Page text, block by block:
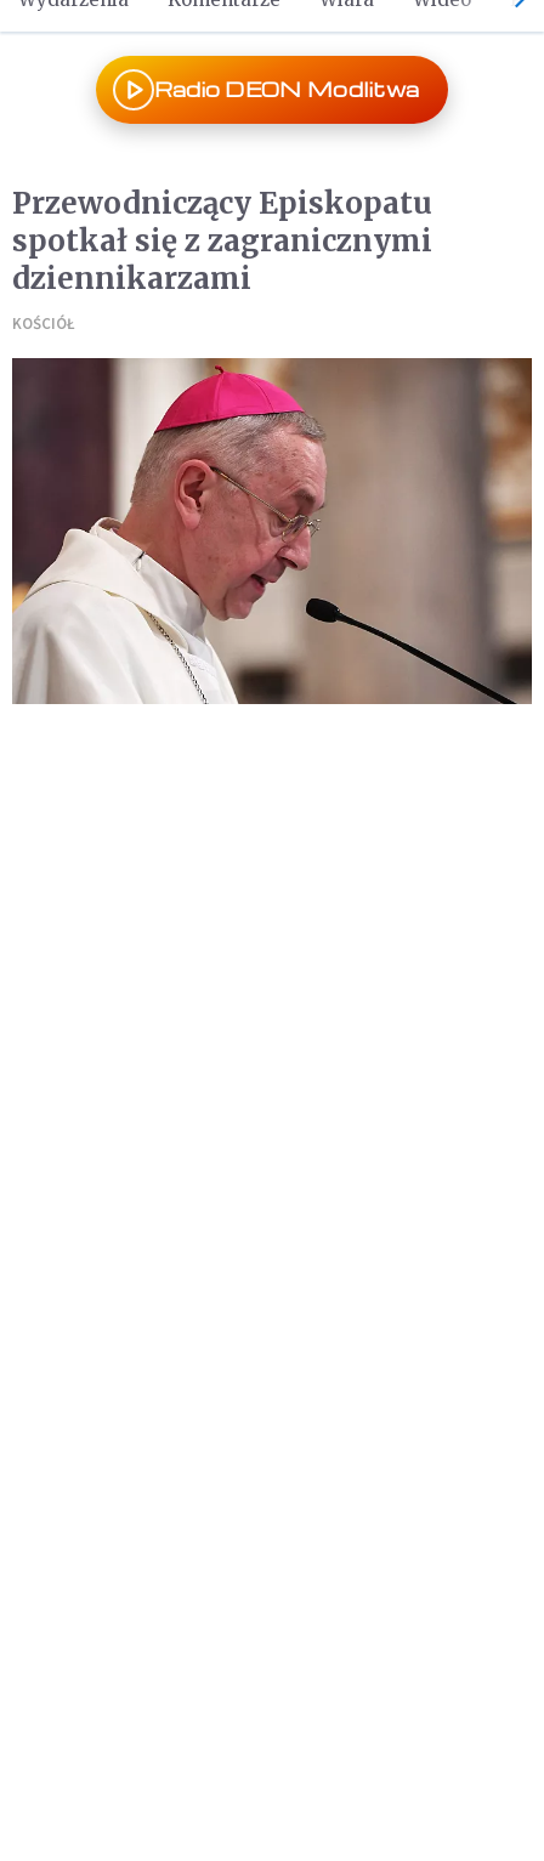
Radio DEON Modlitwa
Przewodniczący Episkopatu
spotkał się z zagranicznymi
dziennikarzami
KOŚCIÓŁ